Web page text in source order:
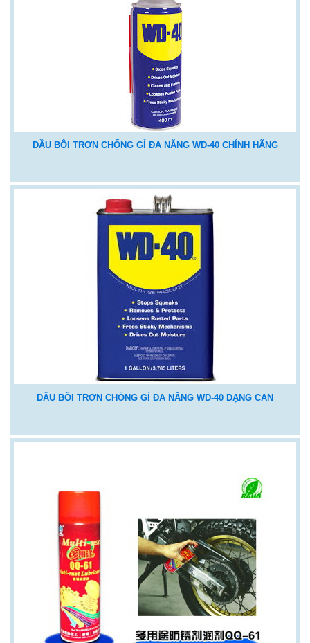
DẦU BÔI TRƠN CHỐNG GỈ ĐA NĂNG WD-40 CHÍNH HÃNG
DẦU BÔI TRƠN CHỐNG GỈ ĐA NĂNG WD-40 DẠNG CAN